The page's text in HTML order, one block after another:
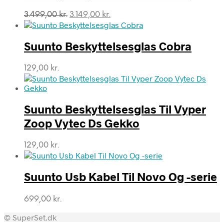
3.499,00kr. Den
oprindelige
var:
3.499,00 kr..
3.149,00 kr.
aktuelle
er:
3.149,00 kr..
Suunto Beskyttelsesglas Cobra
129,00 kr.
Suunto Beskyttelsesglas Til Vyper
Zoop Vytec Ds Gekko
129,00 kr.
Suunto Usb Kabel Til Novo Og -serie
699,00 kr.
© SuperSet.dk